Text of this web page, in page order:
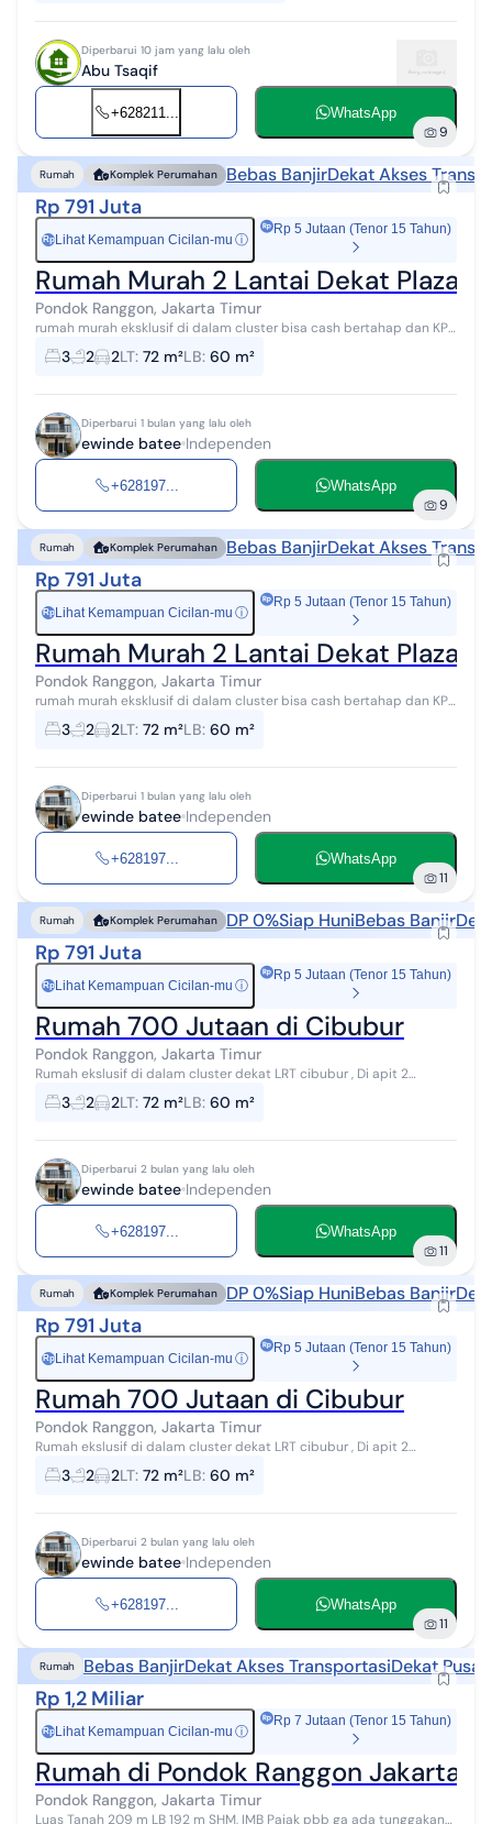
Diperbarui 10 jam yang lalu oleh
Abu Tsaqif
+628211... WhatsApp
9
Rumah Komplek Perumahan Bebas BanjirDekat Akses
Rp 791 Juta
Rp Lihat Kemampuan Cicilan-mu ⓘ
Rp 5 Jutaan (Tenor 15 Tahun)
Rumah Murah 2 Lantai Dekat Plaza
Pondok Ranggon, Jakarta Timur
rumah murah eksklusif di dalam cluster bisa cash bertahap dan KPR
bank denah ruangan bisa custom lokasi di dekat citra grand
cibubur spesifikas...
3 2 2LT: 72 m²LB: 60 m²
Diperbarui 1 bulan yang lalu oleh
ewinde batee Independen
+628197... WhatsApp
9
Rumah Komplek Perumahan Bebas BanjirDekat Akses
Rp 791 Juta
Rp Lihat Kemampuan Cicilan-mu ⓘ
Rp 5 Jutaan (Tenor 15 Tahun)
Rumah Murah 2 Lantai Dekat Plaza
Pondok Ranggon, Jakarta Timur
rumah murah eksklusif di dalam cluster bisa cash bertahap dan KPR
bank denah ruangan bisa custom lokasi di dekat citra grand
cibubur spesifikas...
3 2 2LT: 72 m²LB: 60 m²
Diperbarui 1 bulan yang lalu oleh
ewinde batee Independen
+628197... WhatsApp
11
Rumah Komplek Perumahan DP 0%Siap HuniBebas Banjir
Rp 791 Juta
Rp Lihat Kemampuan Cicilan-mu ⓘ
Rp 5 Jutaan (Tenor 15 Tahun)
Rumah 700 Jutaan di Cibubur
Pondok Ranggon, Jakarta Timur
Rumah ekslusif di dalam cluster dekat LRT cibubur , Di apit 2
Gerbang tol cibubur dan jatikarya Dapatkan rumah 2 lantai yang
nyaman ini, dijual de...
3 2 2LT: 72 m²LB: 60 m²
Diperbarui 2 bulan yang lalu oleh
ewinde batee Independen
+628197... WhatsApp
11
Rumah Komplek Perumahan DP 0%Siap HuniBebas Banjir
Rp 791 Juta
Rp Lihat Kemampuan Cicilan-mu ⓘ
Rp 5 Jutaan (Tenor 15 Tahun)
Rumah 700 Jutaan di Cibubur
Pondok Ranggon, Jakarta Timur
Rumah ekslusif di dalam cluster dekat LRT cibubur , Di apit 2
Gerbang tol cibubur dan jatikarya Dapatkan rumah 2 lantai yang
nyaman ini, dijual de...
3 2 2LT: 72 m²LB: 60 m²
Diperbarui 2 bulan yang lalu oleh
ewinde batee Independen
+628197... WhatsApp
11
Rumah Bebas BanjirDekat Akses TransportasiDekat
Rp 1,2 Miliar
Rp Lihat Kemampuan Cicilan-mu ⓘ
Rp 7 Jutaan (Tenor 15 Tahun)
Rumah di Pondok Ranggon Jakarta
Pondok Ranggon, Jakarta Timur
Luas Tanah 209 m LB 192 m SHM, IMB Pajak pbb ga ada tunggakan